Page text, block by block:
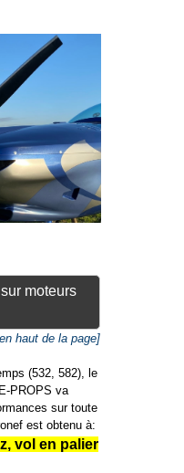
moteurs
haut de la page]
(532, 582), le
PROPS va
sur toute
est obtenu à:
vol en palier